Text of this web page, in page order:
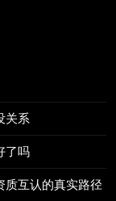
关系
了吗
质互认的真实路径